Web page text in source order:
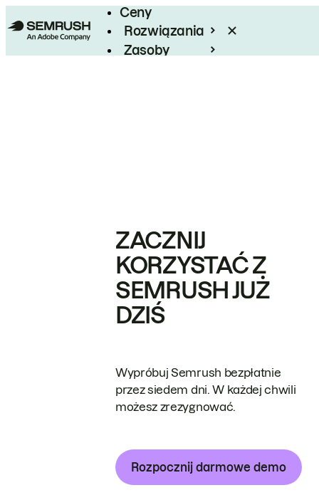
Ceny
Rozwiązania
Zasoby
ZACZNIJ
KORZYSTAĆ Z
SEMRUSH JUŻ
DZIŚ
Wypróbuj Semrush bezpłatnie
przez siedem dni. W każdej chwili
możesz zrezygnować.
Rozpocznij darmowe demo